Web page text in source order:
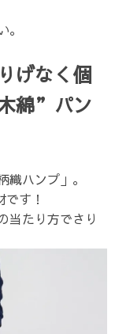
げなく個
綿”パン
ハンプ」。
す！
当たり方でさり